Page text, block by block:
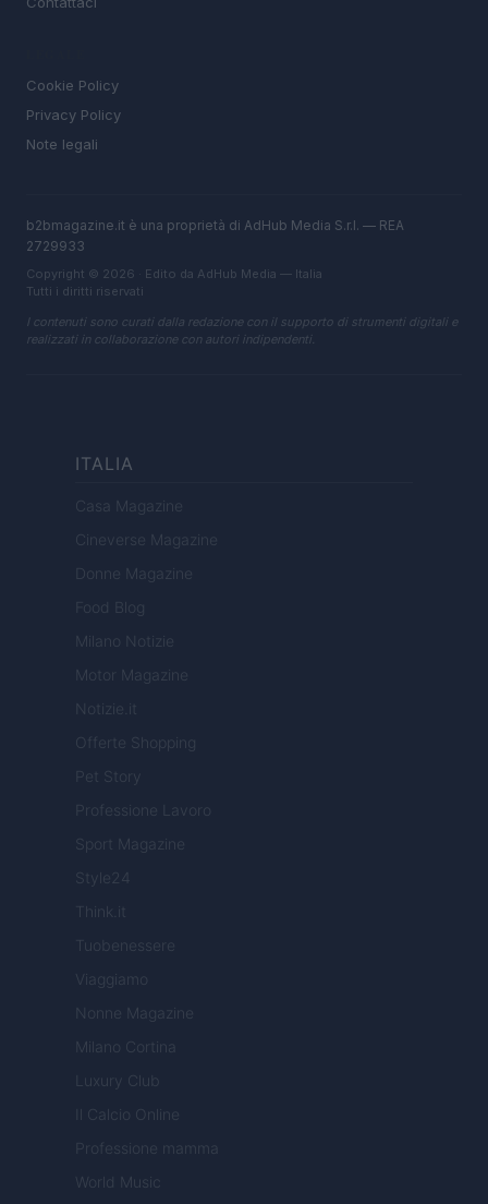
Cookie Policy
Privacy Policy
Note legali
b2bmagazine.it è una proprietà di AdHub Media S.r.l. — REA
2729933
Copyright © 2026 · Edito da AdHub Media — Italia
Tutti i diritti riservati
I contenuti sono curati dalla redazione con il supporto di strumenti digitali e
realizzati in collaborazione con autori indipendenti.
ITALIA
Casa Magazine
Cineverse Magazine
Donne Magazine
Food Blog
Milano Notizie
Motor Magazine
Notizie.it
Offerte Shopping
Pet Story
Professione Lavoro
Sport Magazine
Style24
Think.it
Tuobenessere
Viaggiamo
Nonne Magazine
Milano Cortina
Luxury Club
Il Calcio Online
Professione mamma
World Music